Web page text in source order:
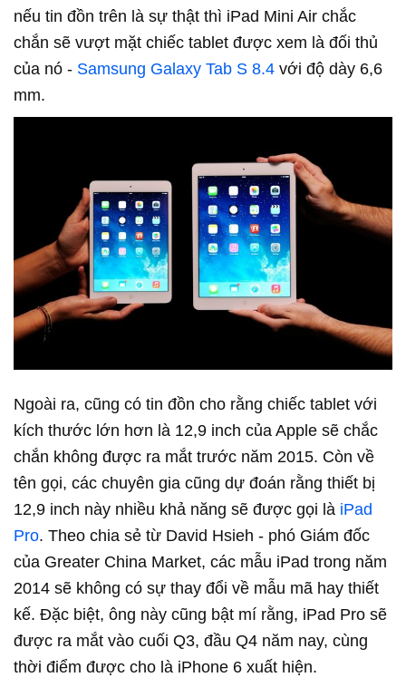
nếu tin đồn trên là sự thật thì iPad Mini Air chắc
chắn sẽ vượt mặt chiếc tablet được xem là đối thủ
của nó - Samsung Galaxy Tab S 8.4 với độ dày 6,6
mm.
Ngoài ra, cũng có tin đồn cho rằng chiếc tablet với
kích thước lớn hơn là 12,9 inch của Apple sẽ chắc
chắn không được ra mắt trước năm 2015. Còn về
tên gọi, các chuyên gia cũng dự đoán rằng thiết bị
12,9 inch này nhiều khả năng sẽ được gọi là iPad
Pro. Theo chia sẻ từ David Hsieh - phó Giám đốc
của Greater China Market, các mẫu iPad trong năm
2014 sẽ không có sự thay đổi về mẫu mã hay thiết
kế. Đặc biệt, ông này cũng bật mí rằng, iPad Pro sẽ
được ra mắt vào cuối Q3, đầu Q4 năm nay, cùng
thời điểm được cho là iPhone 6 xuất hiện.